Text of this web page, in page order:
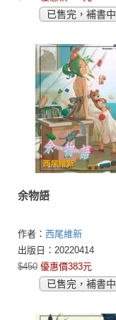
已售完，補書中
余物語
作者： 西尾維新
出版日：20220414
$450 優惠價383元
已售完，補書中